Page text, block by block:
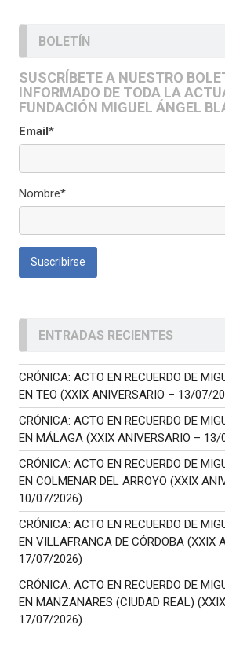
BOLETÍN
SUSCRÍBETE A NUESTRO
INFORMADO DE TODA LA
FUNDACIÓN MIGUEL ÁNGEL
Email*
Nombre*
ENTRADAS RECIENTES
CRÓNICA: ACTO EN RECUERDO DE
EN TEO (XXIX ANIVERSARIO – 13/07/
CRÓNICA: ACTO EN RECUERDO DE
EN MÁLAGA (XXIX ANIVERSARIO –
CRÓNICA: ACTO EN RECUERDO DE
EN COLMENAR DEL ARROYO (XXIX
10/07/2026)
CRÓNICA: ACTO EN RECUERDO DE
EN VILLAFRANCA DE CÓRDOBA (XXIX
17/07/2026)
CRÓNICA: ACTO EN RECUERDO DE
EN MANZANARES (CIUDAD REAL)
17/07/2026)